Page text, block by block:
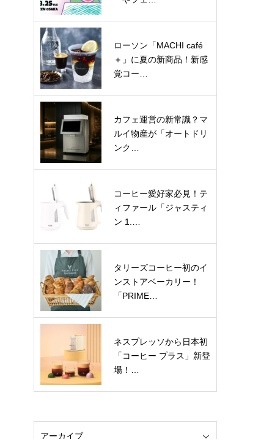
ローソン「MACHI café
＋」に夏の新商品！新感
覚コー…
カフェ運営の新常識？マ
ルイ物産が「オートドリ
ンク…
コーヒー愛好家必見！テ
ィファール「ジャスティ
ン 1.…
タリーズコーヒー初のイ
ンストアベーカリー！
「PRIME…
ネスプレッソから日本初
「コーヒー プラス」新登
場！…